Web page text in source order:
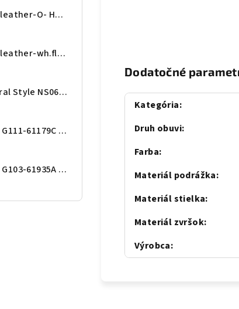
Hipokrat Medical-air-leather-O- Heart
Hipokrat Medical-air-leather-wh.flower
Dámske papuče Natural Style NS068 Béž
Detská obuv D.D.Step G111-61179C Rose gold
Detská obuv D.D.Step G103-61935A Royal Blue
Dodatočné
Kategória:
Druh obuvi:
Farba:
Materiál podrážka:
Materiál stielka:
Materiál zvršok:
Výrobca: